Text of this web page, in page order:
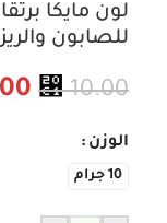
للصابون
⃁10.00
الوزن
10 جرام